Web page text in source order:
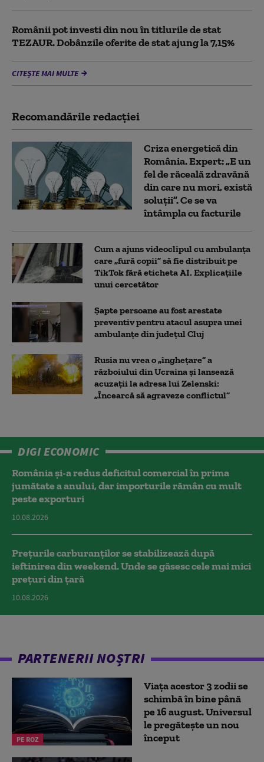
Românii pot investi din nou în titlurile de stat
TEZAUR. Dobânzile oferite de stat ajung la 7,15%
CITEȘTE MAI MULTE
Recomandările redacţiei
Criza energetică din
România. Expert: „E un
fel de răceală zdravănă
din care nu mori, există
soluții”. Ce se va
întâmpla cu facturile
Cum a ajuns videoclipul cu ambulanța
care „fură copii” să fie distribuit pe
TikTok fără eticheta AI. Explicațiile
unui cercetător
Șapte persoane au fost arestate
preventiv pentru atacul asupra unei
ambulanțe din județul Cluj
Rusia nu vrea o „înghețare” a
războiului din Ucraina și lansează
acuzații la adresa lui Zelenski:
„Încearcă să agraveze conflictul”
DIGI ECONOMIC
România și-a redus deficitul comercial în prima
jumătate a anului, dar importurile rămân cu mult
peste exporturi
10.08.2026
Prețurile carburanților se stabilizează după
ieftinirea din weekend. Unde se găsesc cele mai mici
prețuri din țară
10.08.2026
PARTENERII NOȘTRI
PE ROZ
Viața acestor 3 zodii se
schimbă în bine până
pe 16 august. Universul
le pregătește un nou
început